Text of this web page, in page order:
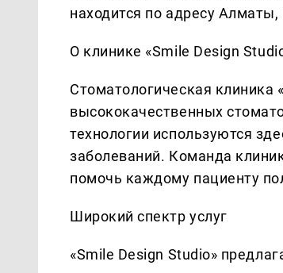
находится по адресу
О клинике «Smile Design
Стоматологическая клиника
высококачественных
технологии используются
заболеваний. Команда
помочь каждому пациенту
Широкий спектр услуг
«Smile Design Studio»